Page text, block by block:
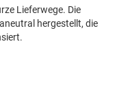
Lieferwege. Die
hergestellt, die